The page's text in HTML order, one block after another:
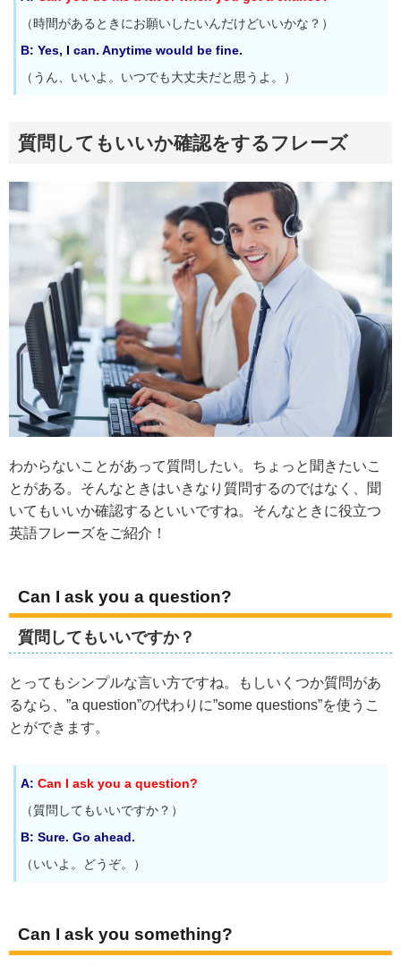
（時間があるときにお願いしたいんだけどいいかな？）
B: Yes, I can. Anytime would be fine.
（うん、いいよ。いつでも大丈夫だと思うよ。）
質問してもいいか確認をするフレーズ
わからないことがあって質問したい。ちょっと聞きたいこ
とがある。そんなときはいきなり質問するのではなく、聞
いてもいいか確認するといいですね。そんなときに役立つ
英語フレーズをご紹介！
Can I ask you a question?
質問してもいいですか？
とってもシンプルな言い方ですね。もしいくつか質問があ
るなら、”a question”の代わりに”some questions”を使うこ
とができます。
A: Can I ask you a question?
（質問してもいいですか？）
B: Sure. Go ahead.
（いいよ。どうぞ。）
Can I ask you something?